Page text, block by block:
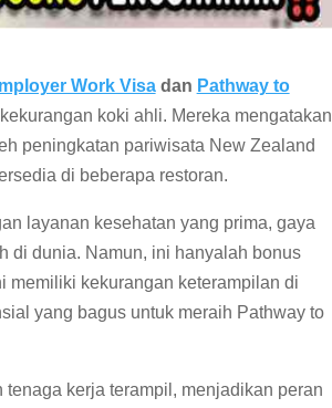
Work Visadan Pathway to
koki ahli. Mereka mengatakan
peningkatan pariwisata New Zealand
di beberapa restoran.
layanan kesehatan yang prima, gaya
di dunia. Namun, ini hanyalah bonus
memiliki kekurangan keterampilan di
yang bagus untuk meraih Pathway to
kerja terampil, menjadikan peran